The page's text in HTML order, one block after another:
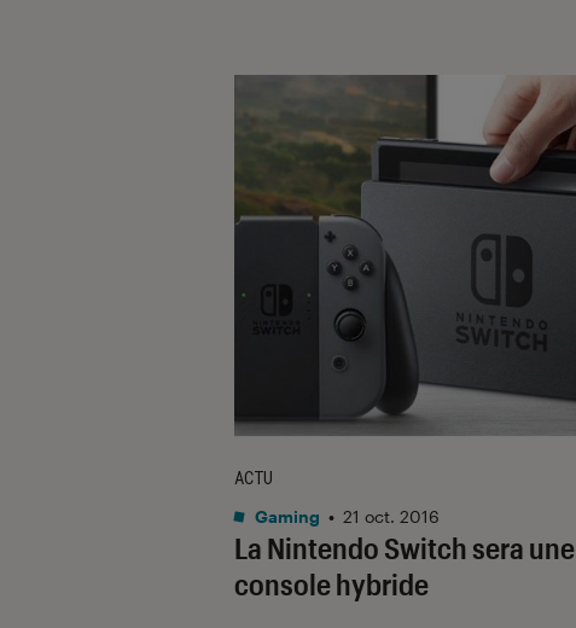
La Nintendo Switch sera une
console hybride
ACTU
Gaming • 21 oct. 2016